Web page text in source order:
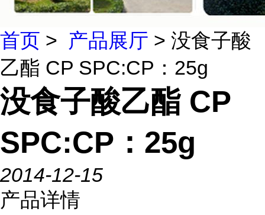
首页 > 产品展厅 > 没食子酸
乙酯 CP SPC:CP：25g
没食子酸乙酯 CP
SPC:CP：25g
2014-12-15
产品详情